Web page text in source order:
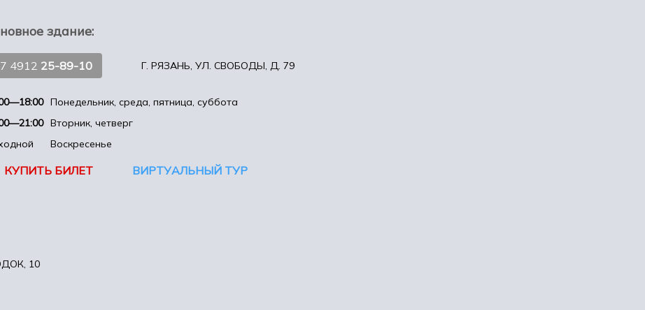
здание:
4912 25-89-10 Г. РЯЗАНЬ, УЛ. СВОБОДЫ, Д. 79
Понедельник, среда, пятница, суббота
Вторник, четверг
Воскресенье
КУПИТЬ БИЛЕТ ВИРТУАЛЬНЫЙ ТУР
10